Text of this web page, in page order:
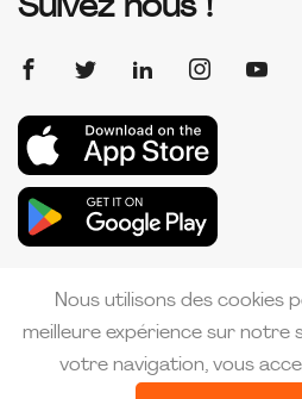
Suivez nous !
Copyright 2026 PMI
Nous utilisons des cookies
meilleure expérience sur notre
votre navigation, vous